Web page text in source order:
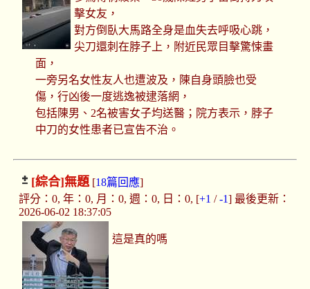
擊女友，
對方倒臥大馬路全身是血失去呼吸心跳，
尖刀還刺在脖子上，附近民眾目擊驚悚畫
面，
一旁另名女性友人也遭波及，陳自身頭臉也受
傷，行凶後一度逃逸被逮落網，
包括陳男、2名被害女子均送醫；院方表示，脖子
中刀的女性患者已宣告不治。
[綜合]無題[18篇回應]
評分：0, 年：0, 月：0, 週：0, 日：0, [+1 /-1] 最後更新：
2026-06-02 18:37:05
這是真的嗎